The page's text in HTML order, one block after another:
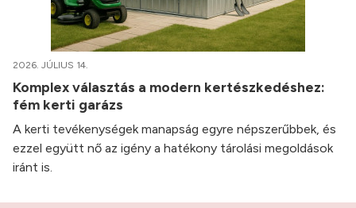
2026. JÚLIUS 14.
Komplex választás a modern kertészkedéshez:
fém kerti garázs
A kerti tevékenységek manapság egyre népszerűbbek, és
ezzel együtt nő az igény a hatékony tárolási megoldások
iránt is.